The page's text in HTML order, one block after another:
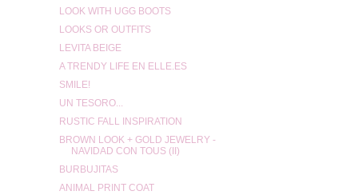
LOOK WITH UGG BOOTS
LOOKS OR OUTFITS
LEVITA BEIGE
A TRENDY LIFE EN ELLE.ES
SMILE!
UN TESORO...
RUSTIC FALL INSPIRATION
BROWN LOOK + GOLD JEWELRY -
NAVIDAD CON TOUS (II)
BURBUJITAS
ANIMAL PRINT COAT